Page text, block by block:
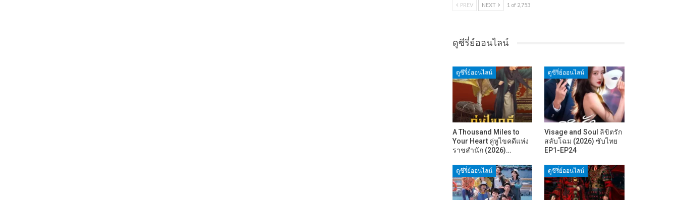
PREV NEXT 1 of 2,753
ดูซีรี่ย์ออนไลน์
ดูซีรี่ย์ออนไลน์
A Thousand Miles to
Your Heart คู่หูไขคดีแห่ง
ราชสำนัก (2026)…
ดูซีรี่ย์ออนไลน์
Visage and Soul ลิขิตรัก
สลับโฉม (2026) ซับไทย
EP1-EP24
ดูซีรี่ย์ออนไลน์ ดูซีรี่ย์ออนไลน์